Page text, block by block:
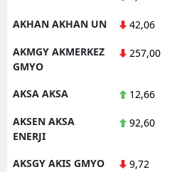
AKHAN AKHAN UN 42,06
AKMGY AKMERKEZ
GMYO
257,00
AKSA AKSA 12,66
AKSEN AKSA
ENERJI
92,60
AKSGY AKIS GMYO 9,72